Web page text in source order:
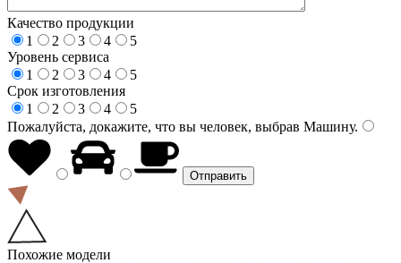
Качество продукции
1
2 3 4
5
Уровень сервиса
1
2 3 4
5
Срок изготовления
1
2 3 4
5
Пожалуйста, докажите, что вы человек, выбрав Машину.
Похожие модели